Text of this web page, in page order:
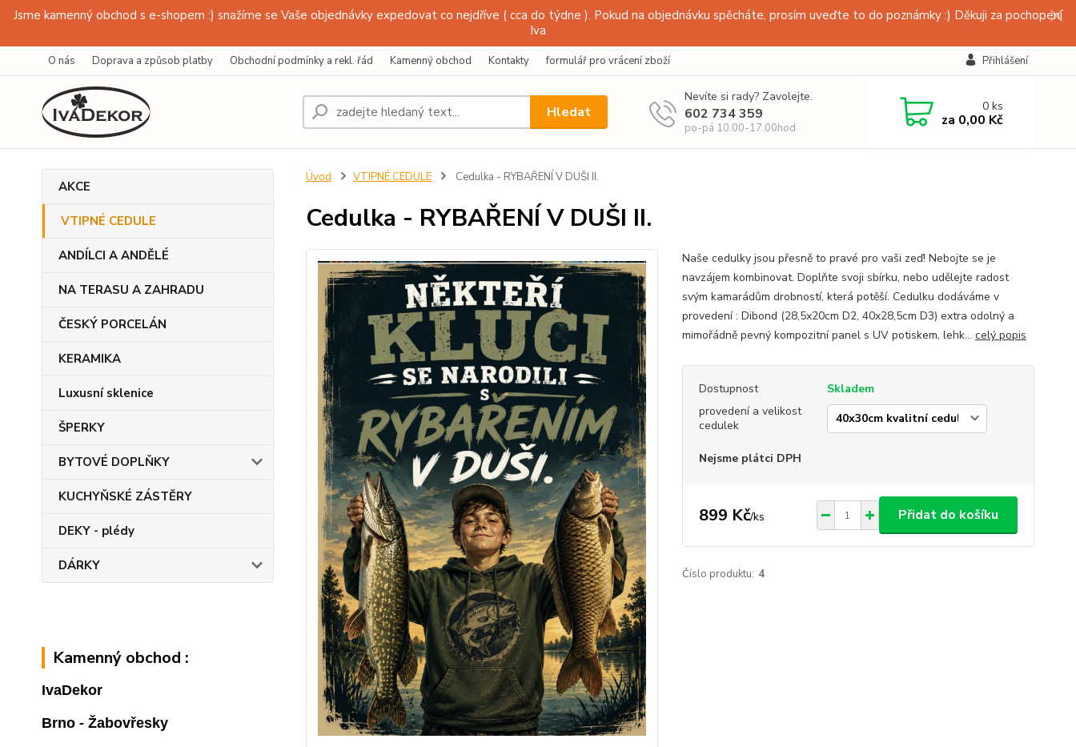
Jsme kamenný obchod s e-shopem :) snažíme se Vaše objednávky expedovat co nejdříve ( cca do týdne ). Pokud na objednávku spěcháte, prosím uveďte to do poznámky :) Děkuji za pochopení
Iva
O nás Doprava a způsob platby Obchodní podmínky a rekl. řád Kamenný obchod Kontakty formulář pro vrácení zboží Přihlášení
Hledat
Nevíte si rady? Zavolejte.
602 734 359
po-pá 10.00-17.00hod
0ks
za 0,00 Kč
AKCE
VTIPNÉ CEDULE
ANDÍLCI A ANDĚLÉ
NA TERASU A ZAHRADU
ČESKÝ PORCELÁN
KERAMIKA
Luxusní sklenice
ŠPERKY
BYTOVÉ DOPLŇKY
KUCHYŇSKÉ ZÁSTĚRY
DEKY - plédy
DÁRKY
Kamenný obchod :
IvaDekor
Brno - Žabovřesky
Úvod VTIPNÉ CEDULE Cedulka - RYBAŘENÍ V DUŠI II.
Cedulka - RYBAŘENÍ V DUŠI II.
Naše cedulky jsou přesně to pravé pro vaši zeď! Nebojte se je
navzájem kombinovat. Doplňte svoji sbírku, nebo udělejte radost
svým kamarádům drobností, která potěší. Cedulku dodáváme v
provedení : Dibond (28,5x20cm D2, 40x28,5cm D3) extra odolný a
mimořádně pevný kompozitní panel s UV potiskem, lehk... celý popis
Dostupnost
Skladem
provedení a velikost
cedulek
Nejsme plátci DPH
899 Kč/ks Přidat do košíku
Číslo produktu: 4